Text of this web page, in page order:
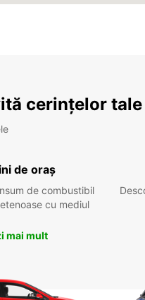
cerințelor tale
de oraș
de combustibil
cu mediul
mai mult